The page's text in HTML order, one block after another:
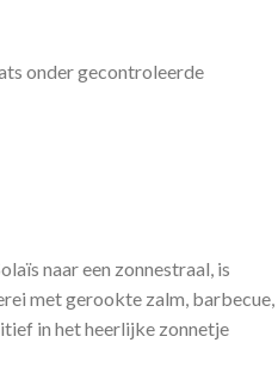
onder gecontroleerde
naar een zonnestraal, is
met gerookte zalm, barbecue,
in het heerlijke zonnetje